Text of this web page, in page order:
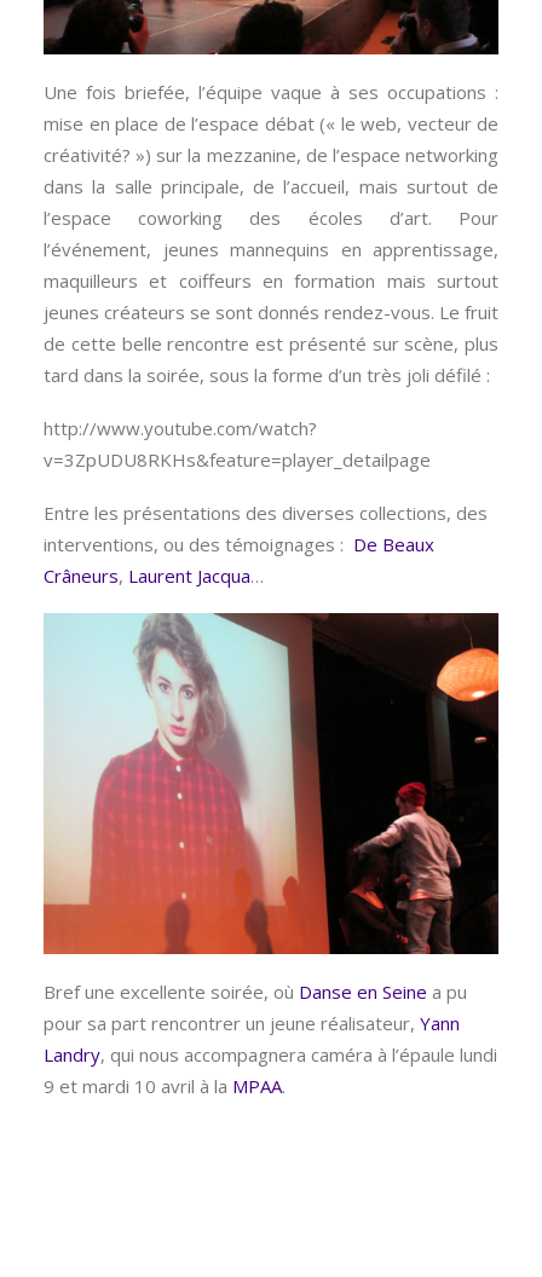
Une fois briefée, l’équipe vaque à ses occupations :
mise en place de l’espace débat (« le web, vecteur de
créativité? ») sur la mezzanine, de l’espace networking
dans la salle principale, de l’accueil, mais surtout de
l’espace coworking des écoles d’art. Pour
l’événement, jeunes mannequins en apprentissage,
maquilleurs et coiffeurs en formation mais surtout
jeunes créateurs se sont donnés rendez-vous. Le fruit
de cette belle rencontre est présenté sur scène, plus
tard dans la soirée, sous la forme d’un très joli défilé :
http://www.youtube.com/watch?
v=3ZpUDU8RKHs&feature=player_detailpage
Entre les présentations des diverses collections, des
interventions, ou des témoignages : De Beaux
Crâneurs, Laurent Jacqua…
Bref une excellente soirée, où Danse en Seine a pu
pour sa part rencontrer un jeune réalisateur, Yann
Landry, qui nous accompagnera caméra à l’épaule lundi
9 et mardi 10 avril à la MPAA.